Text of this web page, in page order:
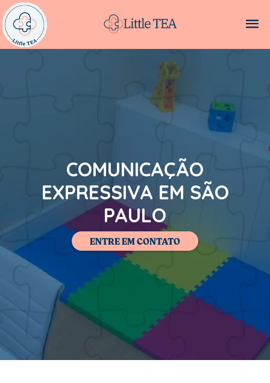
COMUNICAÇÃO
EXPRESSIVA EM SÃO
PAULO
ENTRE EM CONTATO